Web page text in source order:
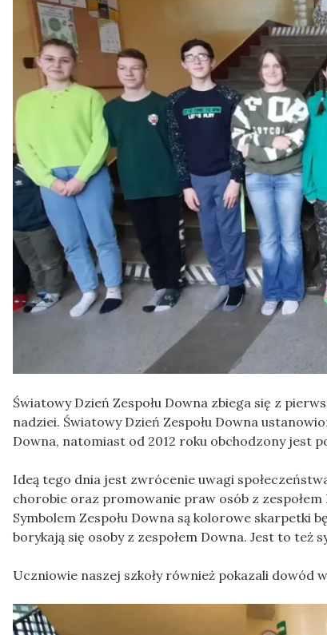
Światowy Dzień Zespołu Downa zbiega się z
nadziei. Światowy Dzień Zespołu Downa
Downa, natomiast od 2012 roku obchodzony jest
Ideą tego dnia jest zwrócenie uwagi
chorobie oraz promowanie praw osób z
Symbolem Zespołu Downa są kolorowe skarpetki
borykają się osoby z zespołem Downa. Jest to
Uczniowie naszej szkoły również pokazali